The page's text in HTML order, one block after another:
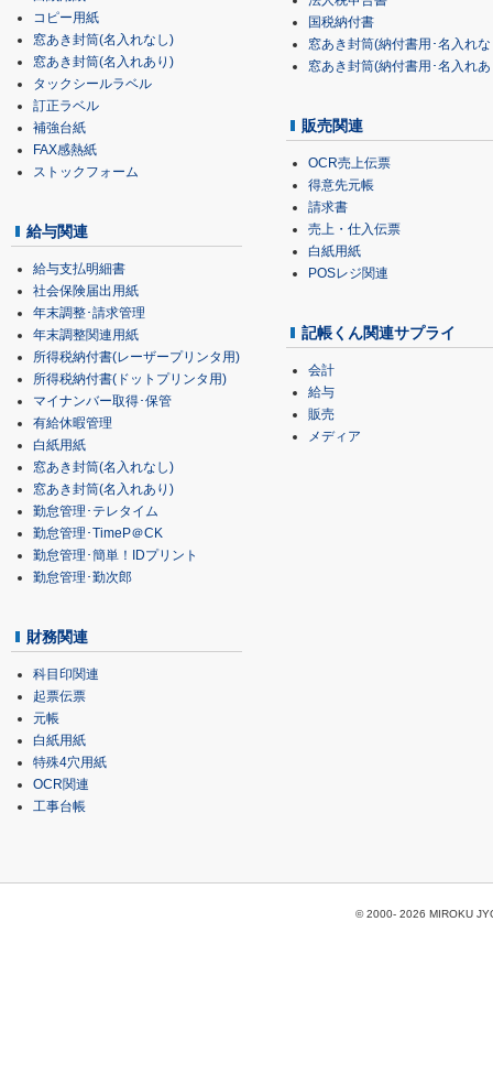
コピー用紙
窓あき封筒(名入れなし)
窓あき封筒(名入れあり)
タックシールラベル
訂正ラベル
補強台紙
FAX感熱紙
ストックフォーム
給与関連
給与支払明細書
社会保険届出用紙
年末調整･請求管理
年末調整関連用紙
所得税納付書(レーザープリンタ用)
所得税納付書(ドットプリンタ用)
マイナンバー取得･保管
有給休暇管理
白紙用紙
窓あき封筒(名入れなし)
窓あき封筒(名入れあり)
勤怠管理･テレタイム
勤怠管理･TimeP＠CK
勤怠管理･簡単！IDプリント
勤怠管理･勤次郎
財務関連
科目印関連
起票伝票
元帳
白紙用紙
特殊4穴用紙
OCR関連
工事台帳
国税納付書
窓あき封筒(納付書用･名入れ
窓あき封筒(納付書用･名入れ
販売関連
OCR売上伝票
得意先元帳
請求書
売上・仕入伝票
白紙用紙
POSレジ関連
記帳くん関連サプライ
会計
給与
販売
メディア
© 2000- 2026 MIROKU